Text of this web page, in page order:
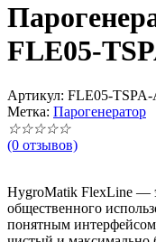
FLE05-
Артикул: FLE05-
Метка: Парогенератор
☆☆☆☆☆
(0 отзывов)
HygroMatik FlexLine —
общественного
понятным